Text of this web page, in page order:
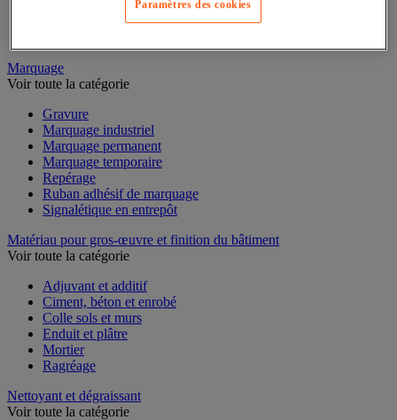
Mesure topographique
Mesureur et détecteur d'épaisseur
Marquage
Voir toute la catégorie
Gravure
Marquage industriel
Marquage permanent
Marquage temporaire
Repérage
Ruban adhésif de marquage
Signalétique en entrepôt
Matériau pour gros-œuvre et finition du bâtiment
Voir toute la catégorie
Adjuvant et additif
Ciment, béton et enrobé
Colle sols et murs
Enduit et plâtre
Mortier
Ragréage
Nettoyant et dégraissant
Voir toute la catégorie
Paramètres des cookies